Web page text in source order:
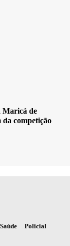
Maricá de
da competição
Saúde
Policial